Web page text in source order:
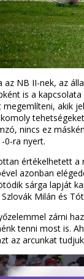
NB II-nek, az
is a
akik
nincs ez
0-ra nyert.
értékelhetett a
azonban
sárga lapját
Milán és
zárni
tenni most is.
az arcunkat